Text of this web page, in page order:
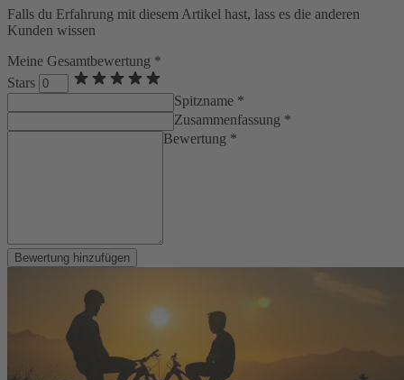
Falls du Erfahrung mit diesem Artikel hast, lass es die anderen
Kunden wissen
Meine Gesamtbewertung *
Stars
Spitzname *
Zusammenfassung *
Bewertung *
Bewertung hinzufügen